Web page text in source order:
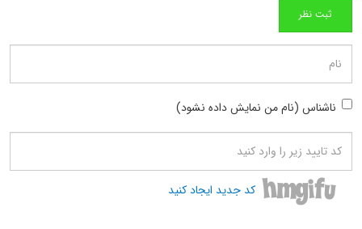
ناشناس (نام من نمایش داده نشود)
کد جدید ایجاد کنید